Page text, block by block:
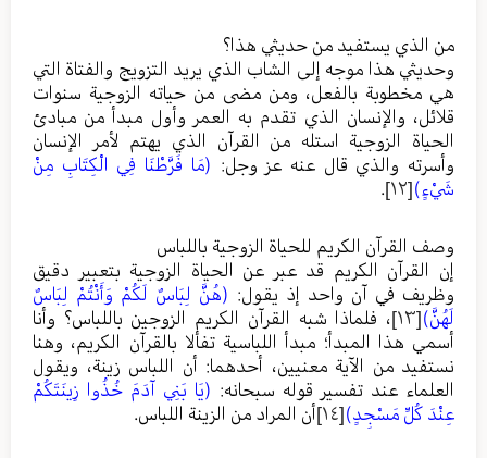
من الذي يستفيد من حديثي هذا؟
وحديثي هذا موجه إلى الشاب الذي يريد التزويج والفتاة التي
هي مخطوبة بالفعل، ومن مضى من حياته الزوجية سنوات
قلائل، والإنسان الذي تقدم به العمر وأول مبدأ من مبادئ
الحياة الزوجية استله من القرآن الذي يهتم لأمر الإنسان
وأسرته والذي قال عنه عز وجل: (مَا فَرَّطْنَا فِي الْكِتَابِ مِنْ
شَيْءٍ)[١٢] .
وصف القرآن الكريم للحياة الزوجية باللباس
إن القرآن الكريم قد عبر عن الحياة الزوجية بتعبير دقيق
وظريف في آن واحد إذ يقول: (هُنَّ لِبَاسٌ لَكُمْ وَأَنْتُمْ لِبَاسٌ
لَهُنَّ)[١٣]
، فلماذا شبه القرآن الكريم الزوجين باللباس؟ وأنا
أسمي هذا المبدأ؛ مبدأ اللباسية تفألا بالقرآن الكريم، وهنا
نستفيد من الآية معنيين، أحدهما: أن اللباس زينة، ويقول
العلماء عند تفسير قوله سبحانه: (يَا بَنِي آدَمَ خُذُوا زِينَتَكُمْ
عِنْدَ كُلِّ مَسْجِدٍ)[١٤] أن المراد من الزينة اللباس.